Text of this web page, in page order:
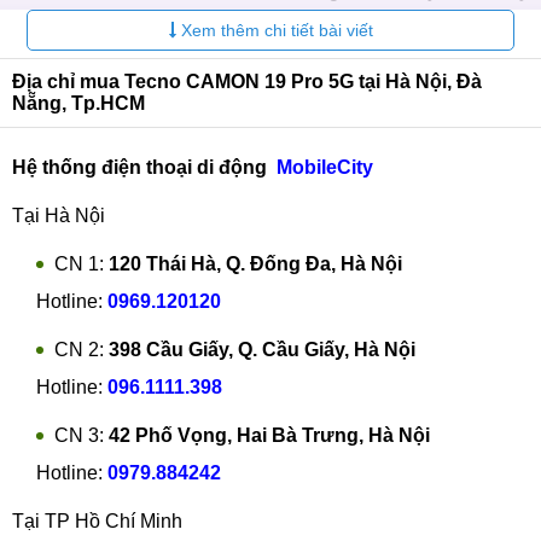
810 5G tiêu hao điện cực thấp với tiến trình 6nm. Chip bao
gồm 8 nhân với 2 nhân tối đa 2.4 GHz, và 6 nhân chạy ở 2
GHz với lại nhân lần lượt là Cortex-A76 và Cortex-A55 giúp
khả năng xử lý mọi tác vụ trơn tru, mượt mà. GPU của máy
mượt mà.
Chip Dimensity 810 5G
Xem thêm chi tiết bài viết
Địa chỉ mua Tecno CAMON 19 Pro 5G tại Hà Nội, Đà
Nẵng, Tp.HCM
Hệ thống điện thoại di động MobileCity
Tại Hà Nội
CN 1: 120 Thái Hà, Q. Đống Đa, Hà Nội
Hotline: 0969.120120
CN 2: 398 Cầu Giấy, Q. Cầu Giấy, Hà Nội
Hotline: 096.1111.398
CN 3: 42 Phố Vọng, Hai Bà Trưng, Hà Nội
Hotline: 0979.884242
Tại TP Hồ Chí Minh